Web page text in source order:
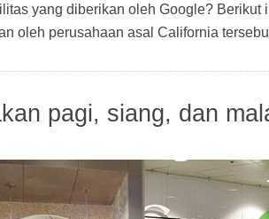
yang diberikan oleh Google?
oleh perusahaan asal California
pagi, siang, dan